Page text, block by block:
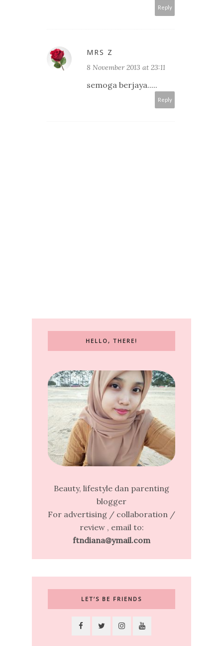
Reply
MRS Z
8 November 2013 at 23:11
semoga berjaya.....
Reply
HELLO, THERE!
Beauty, lifestyle dan parenting
blogger
For advertising / collaboration /
review , email to:
ftndiana@ymail.com
LET’S BE FRIENDS